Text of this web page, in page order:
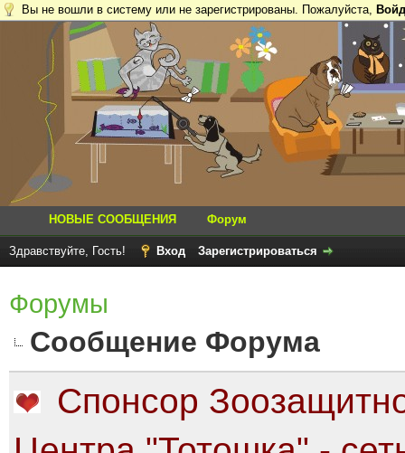
Вы не вошли в систему или не зарегистрированы. Пожалуйста,
НОВЫЕ СООБЩЕНИЯ Форум
Здравствуйте, Гость! Вход Зарегистрироваться
Форумы
Сообщение Форума
Спонсор